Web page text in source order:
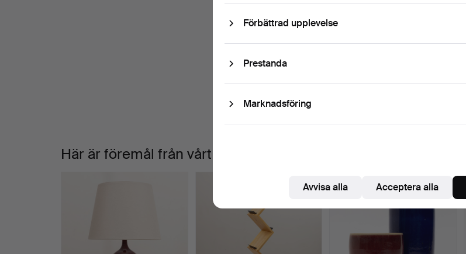
Pågående auktioner
0 föremål
Slutpriser
Pågående
auktioner
Här är föremål från vårt arkiv som matchar din sökning
Förbättrad upplevelse
Prestanda
Marknadsföring
Avvisa alla Acceptera alla